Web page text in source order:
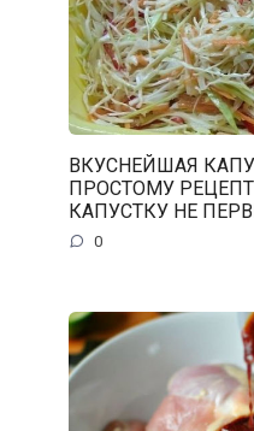
ВКУСНЕЙШАЯ
ПРОСТОМУ
КАПУСТКУ НЕ
0